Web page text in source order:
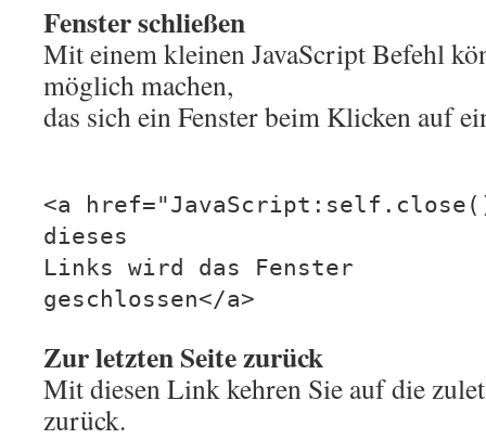
Fenster schließen
Mit einem kleinen JavaScript Befehl
möglich machen,
das sich ein Fenster beim Klicken auf
<a
dieses
Links wird das Fenster
geschlossen</a>
Zur letzten Seite zurück
Mit diesen Link kehren Sie auf die
zurück.